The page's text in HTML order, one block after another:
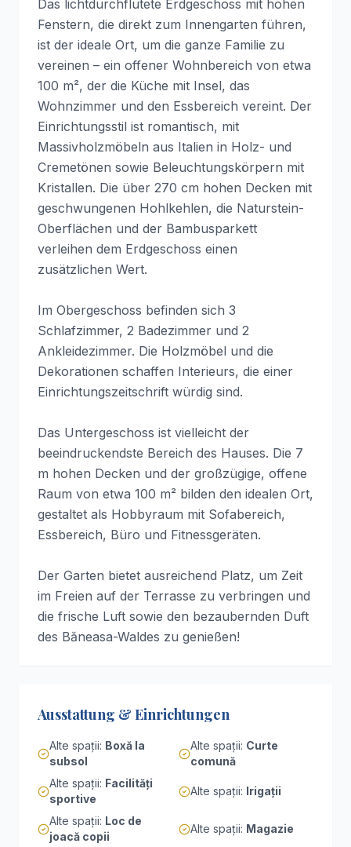
Das lichtdurchflutete Erdgeschoss mit hohen
Fenstern, die direkt zum Innengarten führen,
ist der ideale Ort, um die ganze Familie zu
vereinen – ein offener Wohnbereich von etwa
100 m², der die Küche mit Insel, das
Wohnzimmer und den Essbereich vereint. Der
Einrichtungsstil ist romantisch, mit
Massivholzmöbeln aus Italien in Holz- und
Cremetönen sowie Beleuchtungskörpern mit
Kristallen. Die über 270 cm hohen Decken mit
geschwungenen Hohlkehlen, die Naturstein-
Oberflächen und der Bambusparkett
verleihen dem Erdgeschoss einen
zusätzlichen Wert.
Im Obergeschoss befinden sich 3
Schlafzimmer, 2 Badezimmer und 2
Ankleidezimmer. Die Holzmöbel und die
Dekorationen schaffen Interieurs, die einer
Einrichtungszeitschrift würdig sind.
Das Untergeschoss ist vielleicht der
beeindruckendste Bereich des Hauses. Die 7
m hohen Decken und der großzügige, offene
Raum von etwa 100 m² bilden den idealen Ort,
gestaltet als Hobbyraum mit Sofabereich,
Essbereich, Büro und Fitnessgeräten.
Der Garten bietet ausreichend Platz, um Zeit
im Freien auf der Terrasse zu verbringen und
die frische Luft sowie den bezaubernden Duft
des Băneasa-Waldes zu genießen!
Ausstattung & Einrichtungen
Alte spații: Boxă la
subsol
Alte spații: Curte
comună
Alte spații: Facilități
sportive
Alte spații: Irigații
Alte spații: Loc de
joacă copii
Alte spații: Magazie